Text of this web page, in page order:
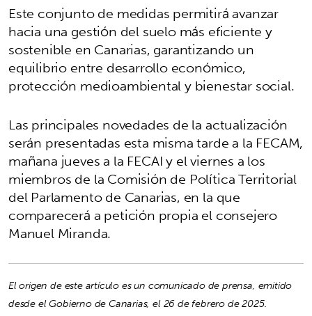
Este conjunto de medidas permitirá avanzar
hacia una gestión del suelo más eficiente y
sostenible en Canarias, garantizando un
equilibrio entre desarrollo económico,
protección medioambiental y bienestar social.
Las principales novedades de la actualización
serán presentadas esta misma tarde a la FECAM,
mañana jueves a la FECAI y el viernes a los
miembros de la Comisión de Política Territorial
del Parlamento de Canarias, en la que
comparecerá a petición propia el consejero
Manuel Miranda.
El origen de este artículo es un comunicado de prensa, emitido
desde el Gobierno de Canarias, el 26 de febrero de 2025.